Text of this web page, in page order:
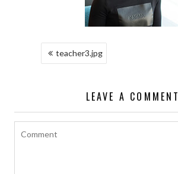
NAWIGACJA
teacher3.jpg
LEAVE A COMMENT